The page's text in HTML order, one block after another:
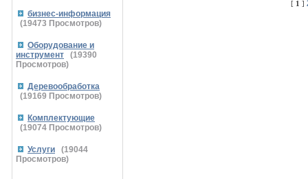
бизнес-информация
(19473 Просмотров)
Оборудование и
инструмент
(19390
Просмотров)
Деревообработка
(19169 Просмотров)
Комплектующие
(19074 Просмотров)
Услуги (19044
Просмотров)
[ 1 ]